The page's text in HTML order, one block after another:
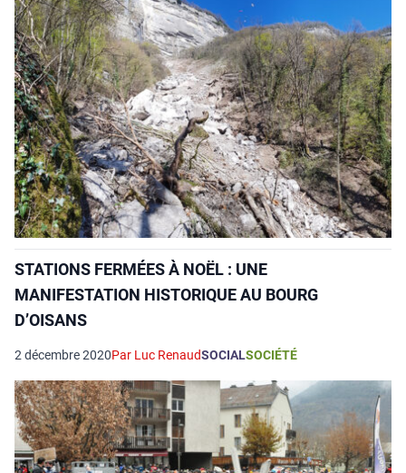
STATIONS FERMÉES À NOËL : UNE
MANIFESTATION HISTORIQUE AU BOURG
D’OISANS
2 décembre 2020Par Luc RenaudSOCIALSOCIÉTÉ